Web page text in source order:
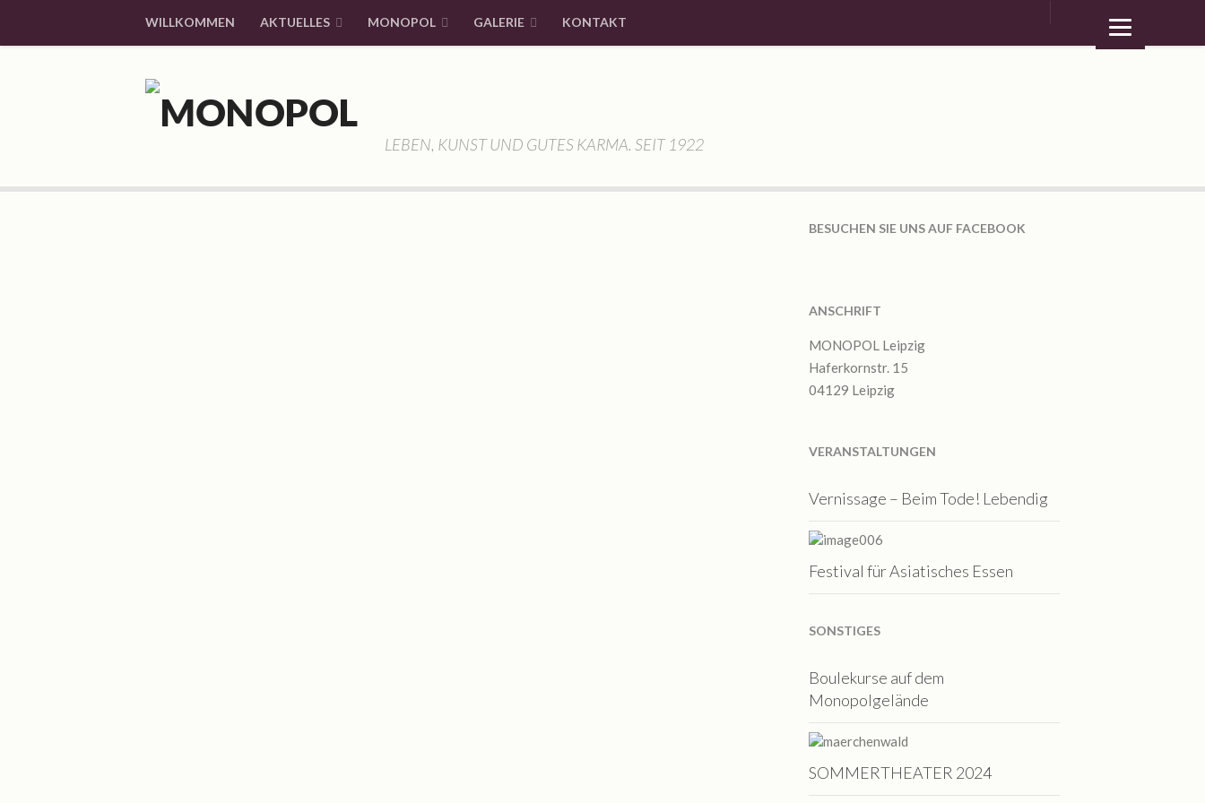
WILLKOMMEN AKTUELLES MONOPOL GALERIE KONTAKT
LEBEN, KUNST UND GUTES KARMA. SEIT 1922
BESUCHEN SIE UNS AUF FACEBOOK
ANSCHRIFT
MONOPOL Leipzig
Haferkornstr. 15
04129 Leipzig
VERANSTALTUNGEN
Vernissage – Beim Tode! Lebendig
Festival für Asiatisches Essen
SONSTIGES
Boulekurse auf dem
Monopolgelände
SOMMERTHEATER 2024